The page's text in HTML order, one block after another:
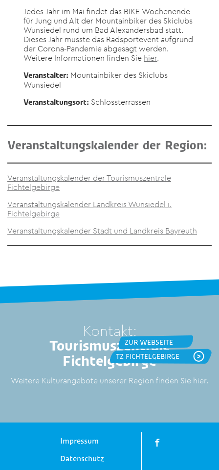
Jedes Jahr im Mai findet das BIKE-Wochenende
für Jung und Alt der Mountainbiker des Skiclubs
Wunsiedel rund um Bad Alexandersbad statt.
Dieses Jahr musste das Radsportevent aufgrund
der Corona-Pandemie abgesagt werden.
Weitere Informationen finden Sie hier.
Veranstalter: Mountainbiker des Skiclubs
Wunsiedel
Veranstaltungsort: Schlossterrassen
Veranstaltungskalender der Region:
Veranstaltungskalender der Tourismuszentrale
Fichtelgebirge
Veranstaltungskalender Landkreis Wunsiedel i.
Fichtelgebirge
Veranstaltungskalender Stadt und Landkreis Bayreuth
Kontakt:
Tourismuszentrale
Fichtelgebirge
Weitere Kulturangebote unserer Region finden Sie hier.
ZUR WEBSEITE
TZ FICHTELGEBIRGE
Impressum
Datenschutz